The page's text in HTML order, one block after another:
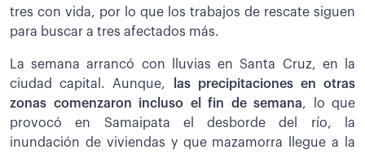
tres con vida, por lo que los trabajos de rescate siguen
para buscar a tres afectados más.
La semana arrancó con lluvias en Santa Cruz, en la
ciudad capital. Aunque, las precipitaciones en otras
zonas comenzaron incluso el fin de semana, lo que
provocó en Samaipata el desborde del río, la
inundación de viviendas y que mazamorra llegue a la